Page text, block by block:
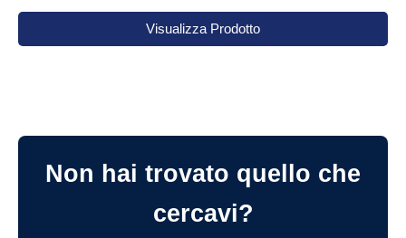
Visualizza Prodotto
Non hai trovato quello che
cercavi?